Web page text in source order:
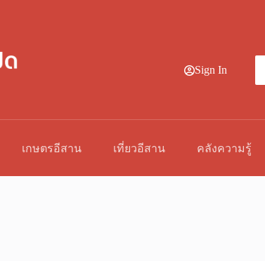
Sign In
เกษตรอีสาน เที่ยวอีสาน คลังความรู้